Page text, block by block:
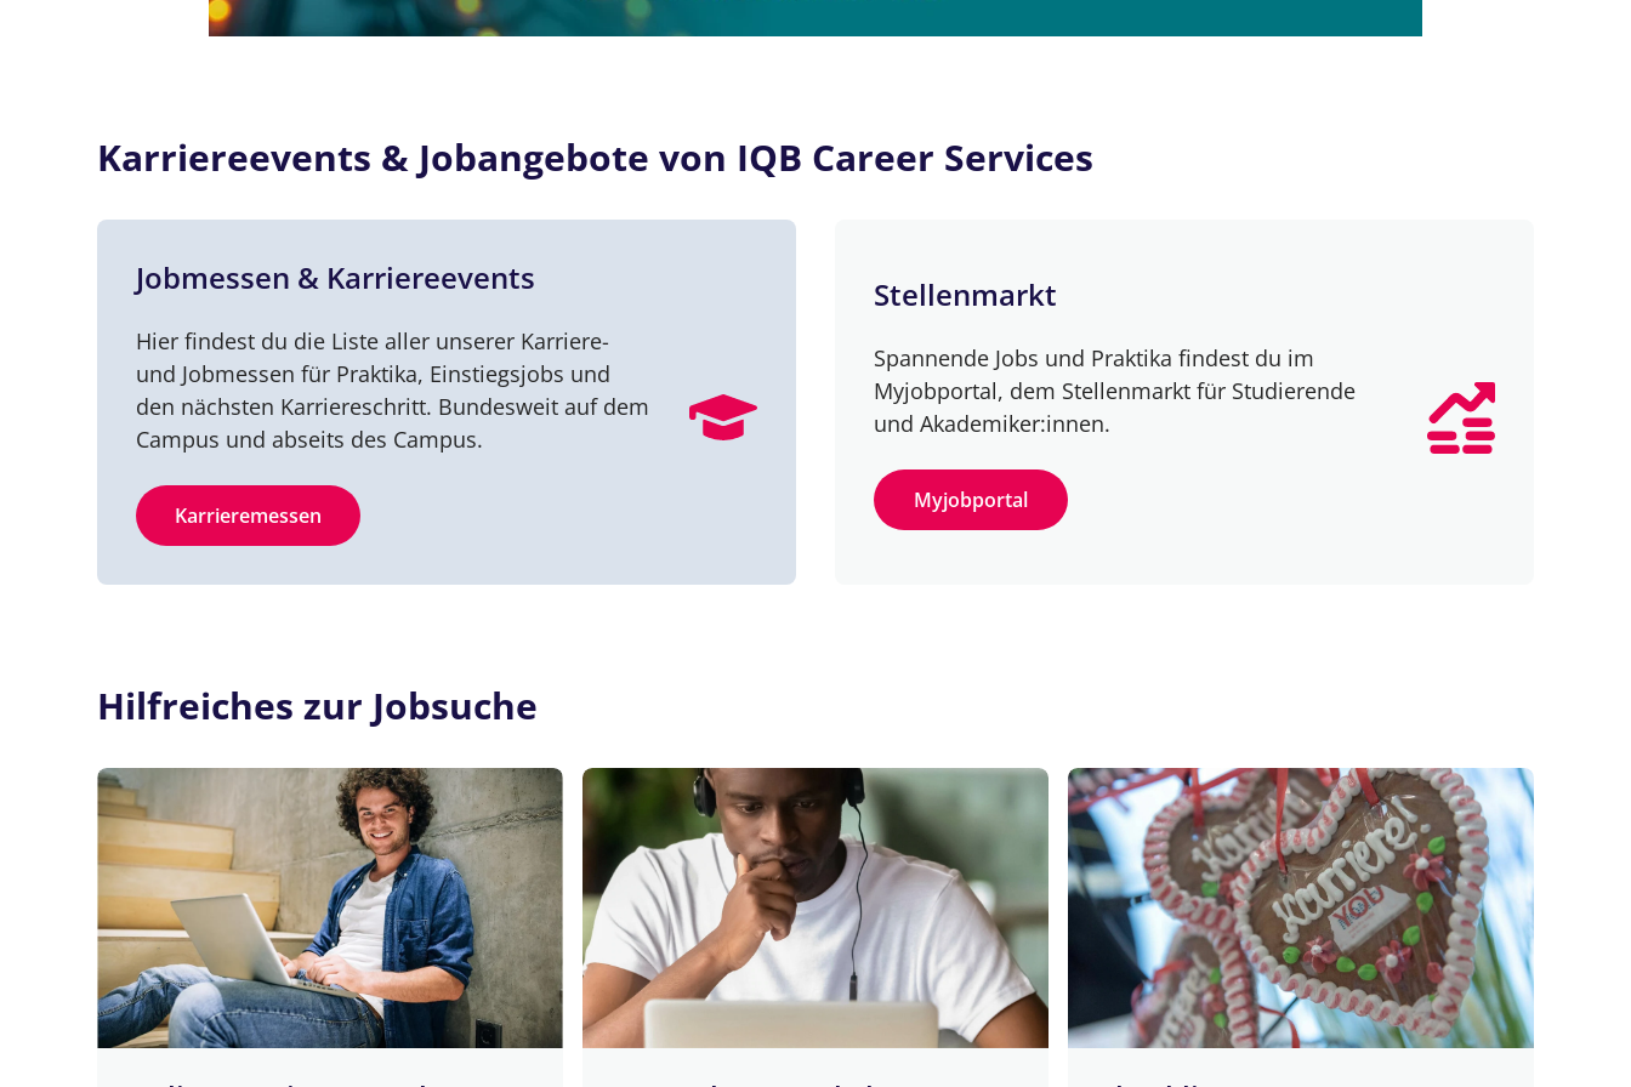
Karriereevents & Jobangebote von IQB Career Services
Jobmessen & Karriereevents
Hier findest du die Liste aller unserer Karriere-
und Jobmessen für Praktika, Einstiegsjobs und
den nächsten Karriereschritt. Bundesweit auf dem
Campus und abseits des Campus.
Karrieremessen
Stellenmarkt
Spannende Jobs und Praktika findest du im
Myjobportal, dem Stellenmarkt für Studierende
und Akademiker:innen.
Myjobportal
Hilfreiches zur Jobsuche